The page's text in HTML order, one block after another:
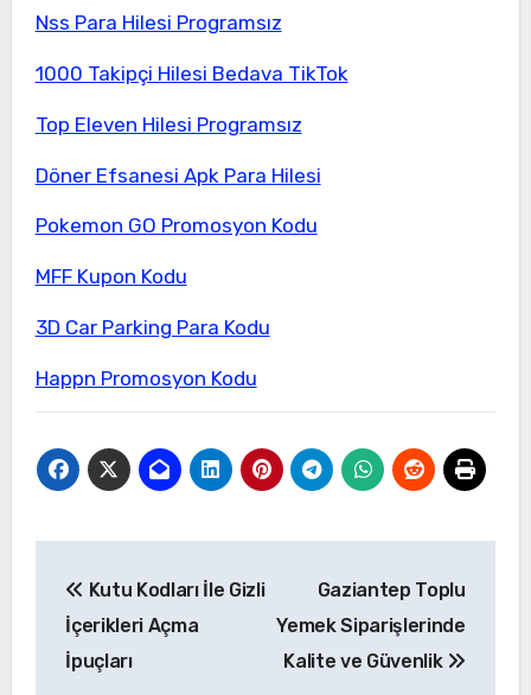
Nss Para Hilesi Programsız
1000 Takipçi Hilesi Bedava TikTok
Top Eleven Hilesi Programsız
Döner Efsanesi Apk Para Hilesi
Pokemon GO Promosyon Kodu
MFF Kupon Kodu
3D Car Parking Para Kodu
Happn Promosyon Kodu
gezinmesi
Kutu Kodları İle Gizli
İçerikleri Açma
İpuçları
Gaziantep Toplu
Yemek Siparişlerinde
Kalite ve Güvenlik